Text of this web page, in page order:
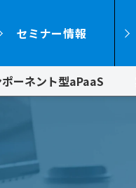
セミナー情報
ポーネント型aPaaS